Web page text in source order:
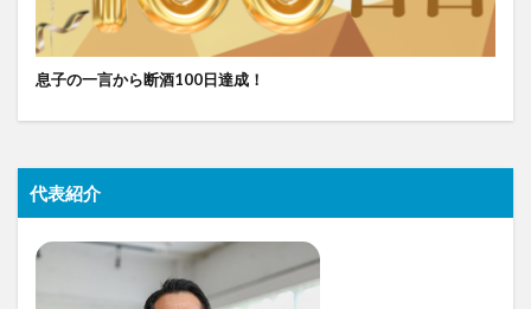
息子の一言から断酒100日達成！
代表紹介